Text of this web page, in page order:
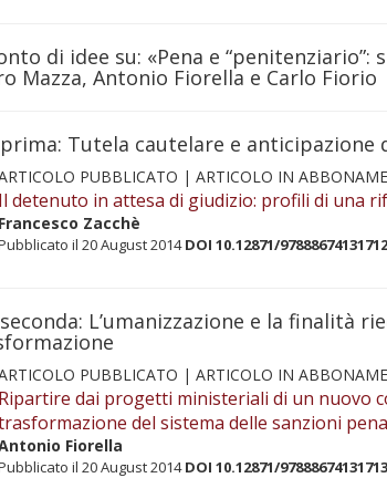
di idee su: «Pena e
Mazza, Antonio Fiorella e Carlo Fiorio
Tutela cautelare e anticipazione
PUBBLICATO | ARTICOLO IN
Il detenuto in attesa di giudizio: profili di una
Francesco Zacchè
il 20 August 2014DOI 10.12871/
L’umanizzazione e la finalità
PUBBLICATO | ARTICOLO IN
Ripartire dai progetti ministeriali di un nuovo
del sistema delle sanzioni
Fiorella
il 20 August 2014DOI 10.12871/97888674131713